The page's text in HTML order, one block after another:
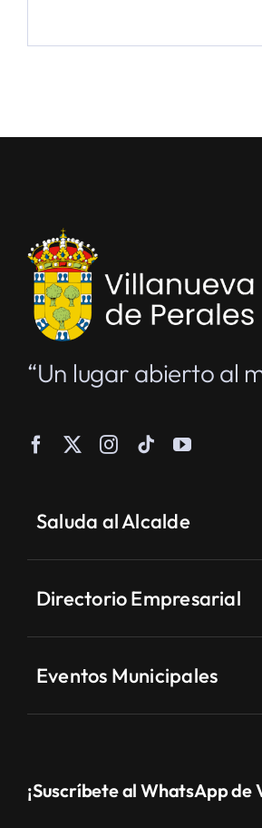
“Un lugar abierto al
Saluda al Alcalde
Directorio Empresarial
Eventos Municipales
¡Suscríbete al WhatsApp de